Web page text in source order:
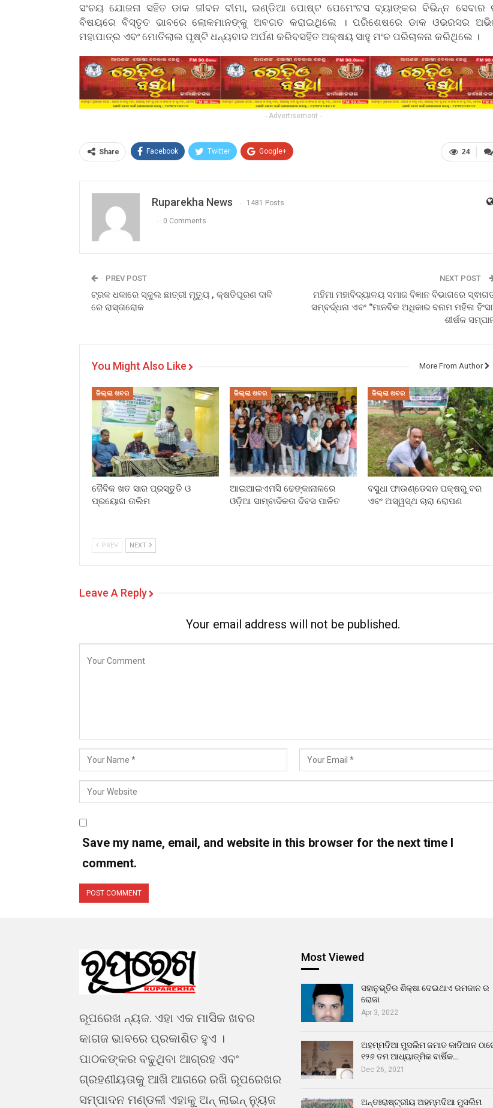
ସଂଚୟ ଯୋଜନା ସହିତ ଡାକ ଜୀବନ ବୀମା, ଇଣ୍ଡିଆ ପୋଷ୍ଟ ପେମେଂଟସ ବ୍ୟାଙ୍କର ବିଭିନ୍ନ ସେବାର
ବିଷୟରେ ବିସ୍ତୃତ ଭାବରେ ଲୋକମାନଙ୍କୁ ଅବଗତ କରାଇଥିଲେ । ପରିଶେଷରେ ଡାକ ଓଭରସର
ମହାପାତ୍ର ଏବଂ ମୋତିଲାଲ ପୃଷ୍ଟି ଧନ୍ୟବାଦ ଅର୍ପଣ କରିବସହିତ ଅକ୍ଷୟ ସାହୁ ମଂଚ ପରିଚାଳନା କରିଥିଲେ ।
- Advertisement -
24
Share Facebook Twitter Google+
Ruparekha News 1481 Posts
0 Comments
PREV POST
ଟ୍ରକ ଧକାରେ ସ୍କୁଲ ଛାତ୍ରୀ ମୃତ୍ୟୁ , କ୍ଷତିପୂରଣ ଦାବି
ରେ ରାସ୍ତାରୋକ
NEXT POST
ମହିମା ମହାବିଦ୍ୟାଳୟ ସମାଜ ବିଜ୍ଞାନ ବିଭାଗରେ
ସମ୍ବର୍ଦ୍ଧନା ଏବଂ ‘’ମାନବିକ ଅଧିକାର ବନାମ ମହିଳା
ଶୀର୍ଷକ
You Might Also Like More From Author
ଜିଲ୍ଲା ଖବର
ଜୈବିକ ଖତ ସାର ପ୍ରସ୍ତୁତି ଓ
ପ୍ରୟୋଗ ତାଲିମ
ଜିଲ୍ଲା ଖବର
ଆଇଆଇଏମସି ଢେଙ୍କାନାଳରେ
ଓଡ଼ିଆ ସାମ୍ବାଦିକତା ଦିବସ ପାଳିତ
ଜିଲ୍ଲା ଖବର
ବସୁଧା ଫାଉଣ୍ଡେସନ ପକ୍ଷରୁ ବର
ଏବଂ ଅସ୍ୱସ୍ଥ ଚାରା ରୋପଣ
PREV NEXT
Leave A Reply
Your email address will not be published.
Save my name, email, and website in this browser for the next time I
comment.
ରୂପରେଖ ନ୍ୟଜ. ଏହା ଏକ ମାସିକ ଖବର
କାଗଜ ଭାବରେ ପ୍ରକାଶିତ ହୁଏ ।
ପାଠକଙ୍କର ବଢୁଥିବା ଆଗ୍ରହ ଏବଂ
ଗ୍ରହଣୀୟତାକୁ ଆଖି ଆଗରେ ରଖି ରୂପରେଖର
ସମ୍ପାଦନ ମଣ୍ଡଳୀ ଏହାକୁ ଅନ୍ ଲାଇନ୍ ନ୍ୟୁଜ
Most Viewed
ସହାନୁଭୂତିର ଶିକ୍ଷା ଦେଇଥାଏ ରମଜାନ ର
ରୋଜା
Apr 3, 2022
ଅହମ୍ମଦିଆ ମୁସଲିମ ଜମାତ କାଦିଆନ
୧୨୬ ତମ ଆଧ୍ୟାତ୍ମିକ ବାର୍ଷିକ…
Dec 26, 2021
ଅନ୍ତଃରାଷ୍ଟ୍ରୀୟ ଅହମ୍ମଦିଆ ମୁସଲିମ